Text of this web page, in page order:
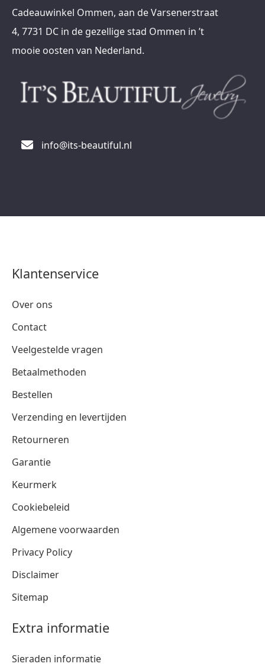
Cadeauwinkel Ommen, aan de Varsenerstraat
4, 7731 DC in de gezellige stad Ommen in ’t
mooie oosten van Nederland.
info@its-beautiful.nl
Klantenservice
Over ons
Contact
Veelgestelde vragen
Betaalmethoden
Bestellen
Verzending en levertijden
Retourneren
Garantie
Keurmerk
Cookiebeleid
Algemene voorwaarden
Privacy Policy
Disclaimer
Sitemap
Extra informatie
Sieraden informatie